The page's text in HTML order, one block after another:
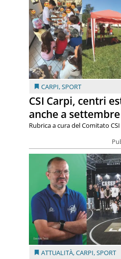
CARPI,SPORT
CSI Carpi, centri
anche a settembre
Rubrica a cura del Comitato
ATTUALITÀ,CARPI,SPORT